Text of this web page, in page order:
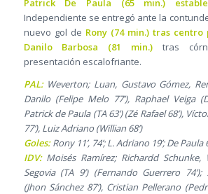
Patrick De Paula (65 min.)
Independiente se entregó ante la
nuevo gol de Rony (74 min.) tras
Danilo Barbosa (81 min.) tras
presentación escalofriante.
PAL:Weverton; Luan, Gustavo Gómez,
Danilo (Felipe Melo 77’), Raphael Veiga
Patrick de Paula (TA 63’) (Zé Rafael 68’),
77’), Luiz Adriano (Willian 68’)
Goles:Rony 11’, 74’; L. Adriano 19’; De Paula
IDV:Moisés Ramírez; Richardd Schunke,
Segovia (TA 9’) (Fernando Guerrero
(Jhon Sánchez 87’), Cristian Pellerano